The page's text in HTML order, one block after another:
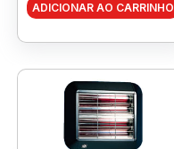
ADICIONAR AO CARRINHO